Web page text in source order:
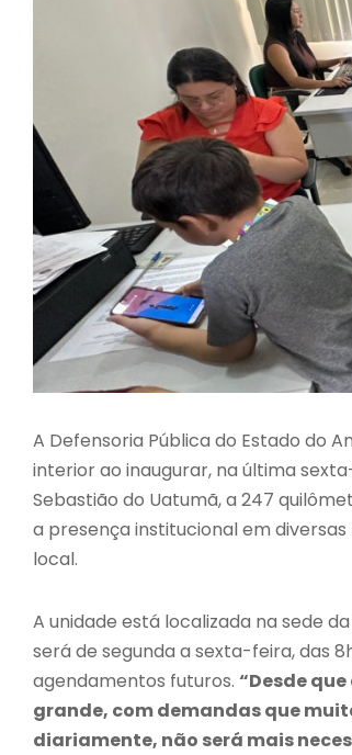
A Defensoria Pública do Estado do
interior ao inaugurar, na última
Sebastião do Uatumã, a 247
a presença institucional em
local.
A unidade está localizada na sede
será de segunda a sexta-feira, das
agendamentos futuros. “Desde
grande, com demandas que
diariamente, não será mais